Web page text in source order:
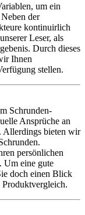
um ein
der
kontinuirlich
Leser, als
Durch dieses
Ihnen
stellen.
Schrunden-
Ansprüche an
Allerdings bieten wir
persönlichen
Um eine gute
doch einen Blick
Produktvergleich.